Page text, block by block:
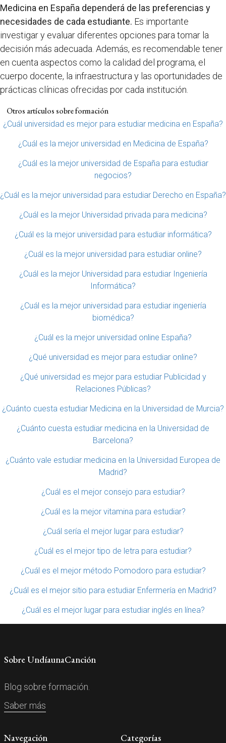
Medicina en España dependerá de las preferencias y
necesidades de cada estudiante. Es importante
investigar y evaluar diferentes opciones para tomar la
decisión más adecuada. Además, es recomendable tener
en cuenta aspectos como la calidad del programa, el
cuerpo docente, la infraestructura y las oportunidades de
prácticas clínicas ofrecidas por cada institución.
Otros artículos sobre formación
¿Cuál universidad es mejor para estudiar medicina en España?
¿Cuál es la mejor universidad en Medicina de España?
¿Cuál es la mejor universidad de España para estudiar
negocios?
¿Cuál es la mejor universidad para estudiar Derecho en España?
¿Cuál es la mejor Universidad privada para medicina?
¿Cuál es la mejor universidad para estudiar informática?
¿Cuál es la mejor universidad para estudiar online?
¿Cuál es la mejor Universidad para estudiar Ingeniería
Informática?
¿Cuál es la mejor universidad para estudiar ingeniería
biomédica?
¿Cuál es la mejor universidad online España?
¿Qué universidad es mejor para estudiar online?
¿Qué universidad es mejor para estudiar Publicidad y
Relaciones Públicas?
¿Cuánto cuesta estudiar Medicina en la Universidad de Murcia?
¿Cuánto cuesta estudiar medicina en la Universidad de
Barcelona?
¿Cuánto vale estudiar medicina en la Universidad Europea de
Madrid?
¿Cuál es el mejor consejo para estudiar?
¿Cuál es la mejor vitamina para estudiar?
¿Cuál sería el mejor lugar para estudiar?
¿Cuál es el mejor tipo de letra para estudiar?
¿Cuál es el mejor método Pomodoro para estudiar?
¿Cuál es el mejor sitio para estudiar Enfermería en Madrid?
¿Cuál es el mejor lugar para estudiar inglés en línea?
Sobre UndíaunaCanción
Blog sobre formación.
Saber más
Navegación Categorías